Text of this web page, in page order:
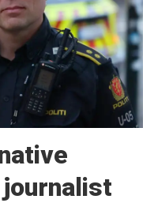
journalist